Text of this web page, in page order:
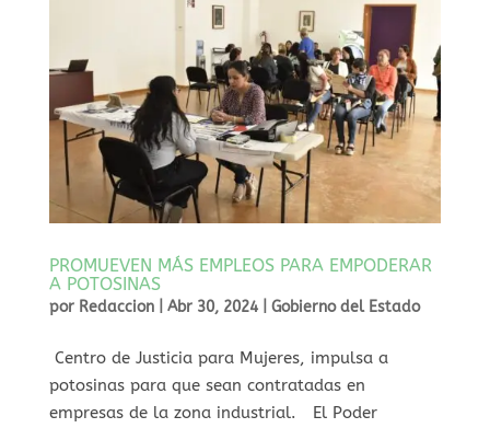
PROMUEVEN MÁS EMPLEOS PARA EMPODERAR
A POTOSINAS
por Redaccion| Abr 30, 2024| Gobierno del Estado
Centro de Justicia para Mujeres, impulsa a
potosinas para que sean contratadas en
empresas de la zona industrial. El Poder